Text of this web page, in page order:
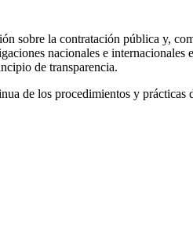
sobre la contratación pública y,
nacionales e
de transparencia.
de los procedimientos y